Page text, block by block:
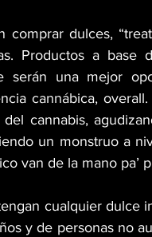
comprar dulces,
Productos a base
serán una mejor
cannábica,
del cannabis,
un monstruo a
van de la mano pa’
cualquier dulce
y de personas no